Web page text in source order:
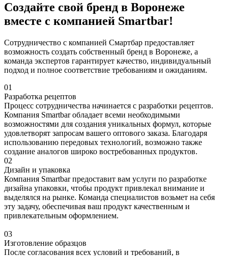
Создайте свой бренд в Воронеже
вместе с компанией Smartbar!
Сотрудничество с компанией Смартбар предоставляет
возможность создать собственный бренд в Воронеже, а
команда экспертов гарантирует качество, индивидуальный
подход и полное соответствие требованиям и ожиданиям.
01
Разработка рецептов
Процесс сотрудничества начинается с разработки рецептов.
Компания Smartbar обладает всеми необходимыми
возможностями для создания уникальных формул, которые
удовлетворят запросам вашего оптового заказа. Благодаря
использованию передовых технологий, возможно также
создание аналогов широко востребованных продуктов.
02
Дизайн и упаковка
Компания Smartbar предоставит вам услуги по разработке
дизайна упаковки, чтобы продукт привлекал внимание и
выделялся на рынке. Команда специалистов возьмет на себя
эту задачу, обеспечивая ваш продукт качественным и
привлекательным оформлением.
03
Изготовление образцов
После согласования всех условий и требований, в